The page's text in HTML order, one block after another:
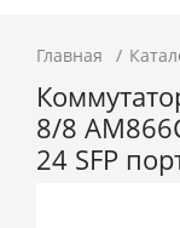
Главная
8/8
24 SFP